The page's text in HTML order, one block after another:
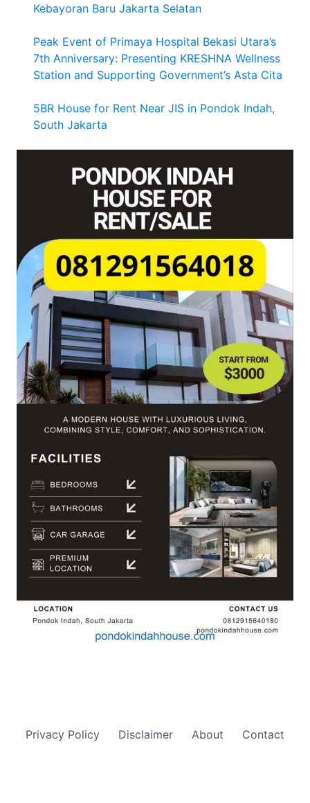
Kebayoran Baru Jakarta Selatan
Peak Event of Primaya Hospital Bekasi Utara’s
7th Anniversary: Presenting KRESHNA Wellness
Station and Supporting Government’s Asta Cita
5BR House for Rent Near JIS in Pondok Indah,
South Jakarta
Privacy Policy Disclaimer About Contact